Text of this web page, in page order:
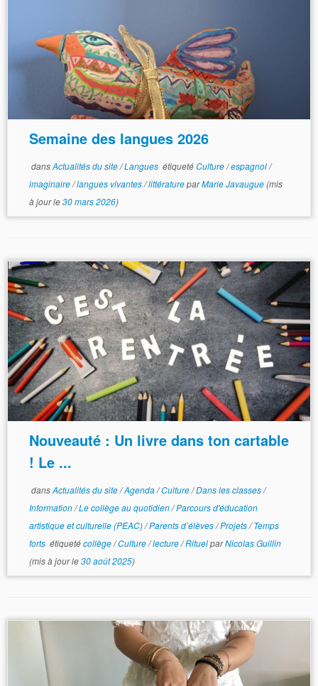
Semaine des langues 2026
dansActualités du site/Langues étiquetéCulture/espagnol/
imaginaire/langues vivantes/littératureparMarie Javaugue(mis
à jour le30 mars 2026)
Nouveauté : Un livre dans ton cartable
! Le ...
dansActualités du site/Agenda/Culture/Dans les classes/
Information/Le collège au quotidien/Parcours d'éducation
artistique et culturelle (PEAC)/Parents d’élèves/Projets/Temps
forts étiquetécollège/Culture/lecture/RituelparNicolas Guillin
(mis à jour le30 août 2025)